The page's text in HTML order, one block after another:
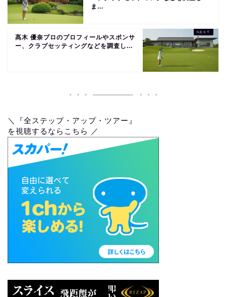
ま...
髙木 優奈プロのプロフィールやスポンサ
ー、クラブセッティングなどを調査し...
＼『全ステップ・アップ・ツアー』
を視聴するならこちら ／